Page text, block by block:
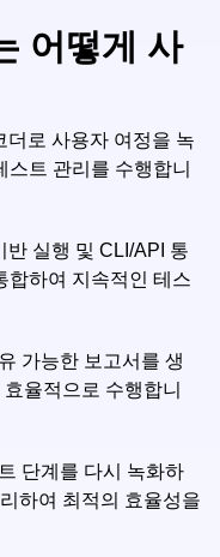
어떻게 사
더로 사용자 여정을 녹
트 관리를 수행합니
실행 및 CLI/API 통
합하여 지속적인 테스
가능한 보고서를 생
율적으로 수행합니
단계를 다시 녹화하
하여 최적의 효율성을